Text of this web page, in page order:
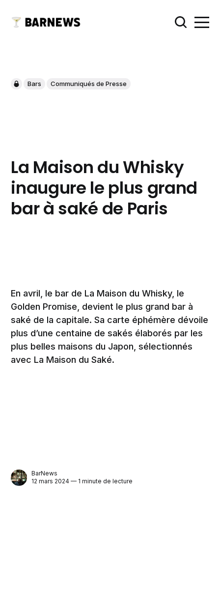
Bars Communiqués de Presse
La Maison du Whisky
inaugure le plus grand
bar à saké de Paris
En avril, le bar de La Maison du Whisky, le
Golden Promise, devient le plus grand bar à
saké de la capitale. Sa carte éphémère dévoile
plus d’une centaine de sakés élaborés par les
plus belles maisons du Japon, sélectionnés
avec La Maison du Saké.
BarNews
12 mars 2024 — 1 minute de lecture